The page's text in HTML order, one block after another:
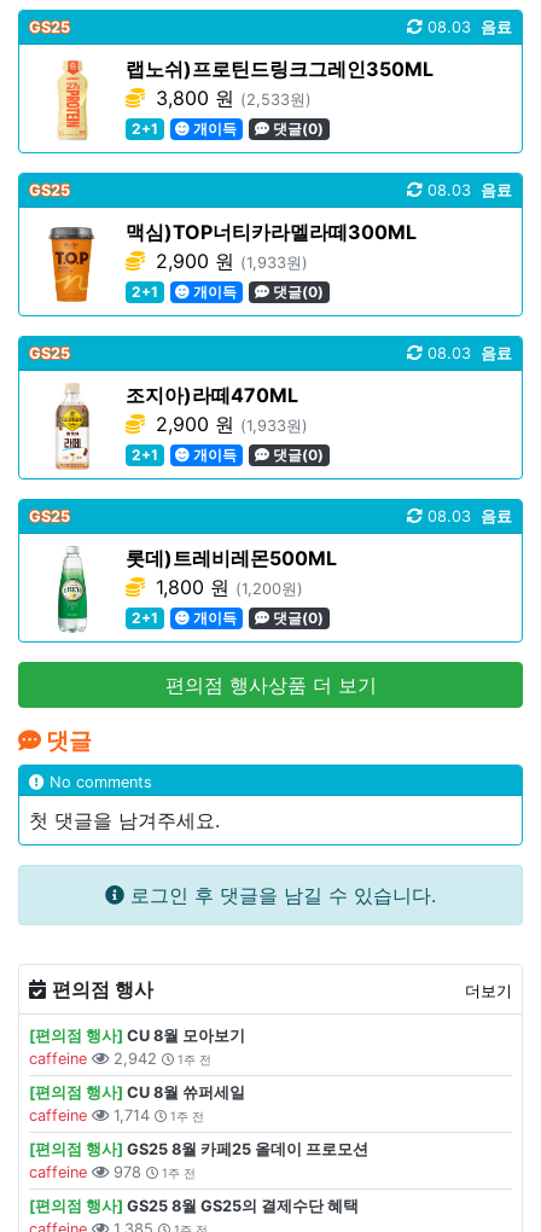
GS25 음료
08.03
랩노쉬)프로틴드링크그레인350ML
3,800 원 (2,533원)
2+1
개이득 댓글(0)
GS25 음료
08.03
맥심)TOP너티카라멜라떼300ML
2,900 원 (1,933원)
2+1
개이득 댓글(0)
GS25 음료
08.03
조지아)라떼470ML
2,900 원 (1,933원)
2+1
개이득 댓글(0)
GS25 음료
08.03
롯데)트레비레몬500ML
1,800 원 (1,200원)
2+1
개이득 댓글(0)
편의점 행사상품 더 보기
댓글
No comments
첫 댓글을 남겨주세요.
로그인 후 댓글을 남길 수 있습니다.
편의점 행사 더보기
[편의점 행사] CU 8월 모아보기
caffeine
2,942 1주 전
[편의점 행사] CU 8월 쓔퍼세일
caffeine
1,714 1주 전
[편의점 행사] GS25 8월 카페25 올데이 프로모션
caffeine
978 1주 전
[편의점 행사] GS25 8월 GS25의 결제수단 혜택